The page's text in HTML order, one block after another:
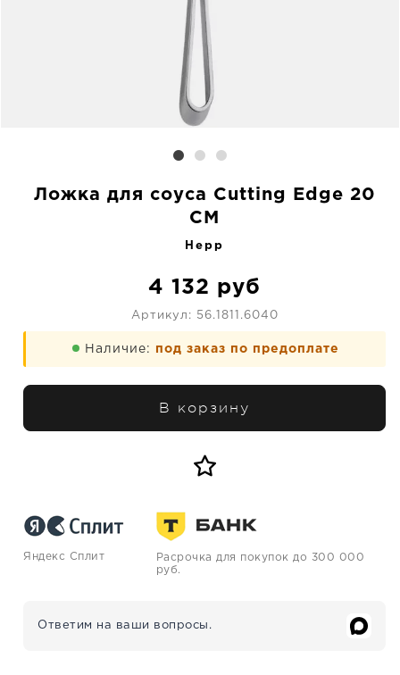
Ложка для соуса Cutting Edge 20
CM
Hepp
4 132 руб
Артикул: 56.1811.6040
Наличие: под заказ по предоплате
В корзину
Яндекс Сплит
Расрочка для покупок до 300 000
руб.
Ответим на ваши вопросы.